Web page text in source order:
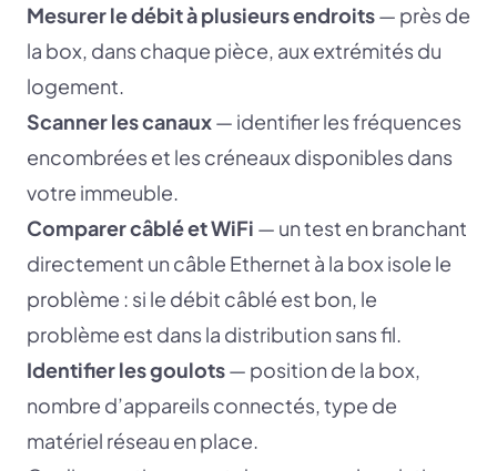
Mesurer le débit à plusieurs endroits— près de
la box, dans chaque pièce, aux extrémités du
logement.
Scanner les canaux— identifier les fréquences
encombrées et les créneaux disponibles dans
votre immeuble.
Comparer câblé et WiFi — un test en branchant
directement un câble Ethernet à la box isole le
problème : si le débit câblé est bon, le
problème est dans la distribution sans fil.
Identifier les goulots— position de la box,
nombre d’appareils connectés, type de
matériel réseau en place.